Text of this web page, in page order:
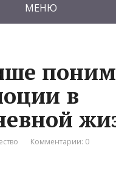
МЕНЮ
в
Комментарии: 0